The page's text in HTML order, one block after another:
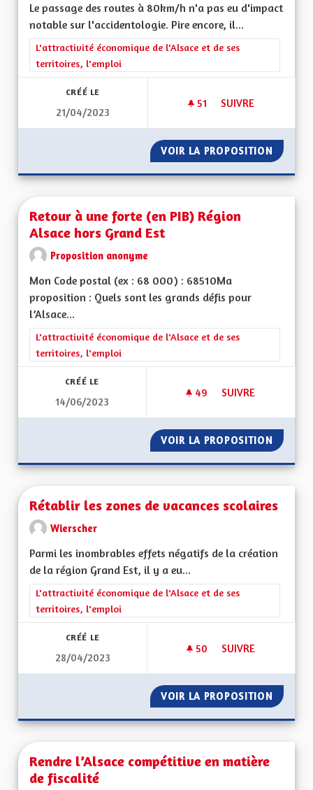
Le passage des routes à 80km/h n'a pas eu d'impact
notable sur l'accidentologie. Pire encore, il...
Filtrer les résultats de la catégorie : L'attractivité
L'attractivité économique de l'Alsace et de ses
territoires, l'emploi
CRÉÉ LE
21/04/2023
51 51 ABONNÉS
SUIVRE
VOIR LA PROPOSITION
Retour à une forte (en PIB) Région
Alsace hors Grand Est
Proposition anonyme
Mon Code postal (ex : 68 000) : 68510Ma
proposition : Quels sont les grands défis pour
l’Alsace...
Filtrer les résultats de la catégorie : L'attractivité
L'attractivité économique de l'Alsace et de ses
territoires, l'emploi
CRÉÉ LE
14/06/2023
49 49 ABONNÉS
SUIVRE
VOIR LA PROPOSITION
Rétablir les zones de vacances scolaires
Wierscher
Parmi les inombrables effets négatifs de la création
de la région Grand Est, il y a eu...
Filtrer les résultats de la catégorie : L'attractivité
L'attractivité économique de l'Alsace et de ses
territoires, l'emploi
CRÉÉ LE
28/04/2023
50 50 ABONNÉS
SUIVRE
VOIR LA PROPOSITION
Rendre l’Alsace compétitive en matière
de fiscalité